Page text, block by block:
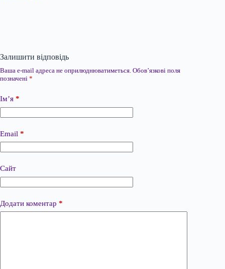
Залишити відповідь
Ваша e-mail адреса не оприлюднюватиметься. Обов’язкові поля
позначені *
Ім’я *
Email *
Сайт
Додати коментар *